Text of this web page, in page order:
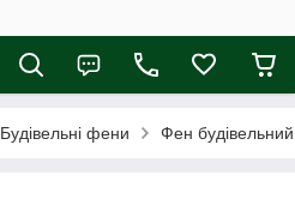
Будівельні фени Фен